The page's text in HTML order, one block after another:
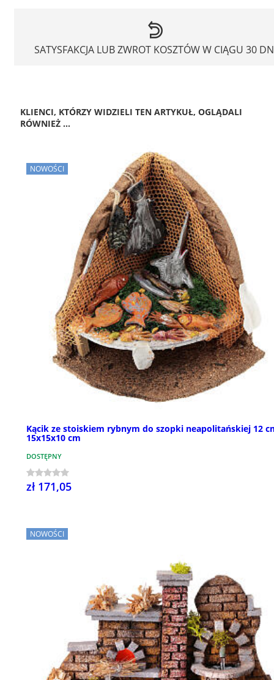
SATYSFAKCJA LUB ZWROT KOSZTÓW W CIĄGU 30
KLIENCI, KTÓRZY WIDZIELI TEN ARTYKUŁ, OGLĄDALI
RÓWNIEŻ ...
NOWOŚCI
Kącik ze stoiskiem rybnym do szopki neapolitańskiej 12
15x15x10 cm
DOSTĘPNY
zł 171,05
NOWOŚCI